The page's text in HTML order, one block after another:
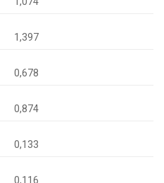
1,397
0,678
0,874
0,133